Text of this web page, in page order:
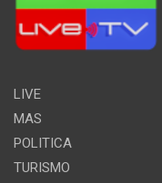
LIVE
MAS
POLITICA
TURISMO